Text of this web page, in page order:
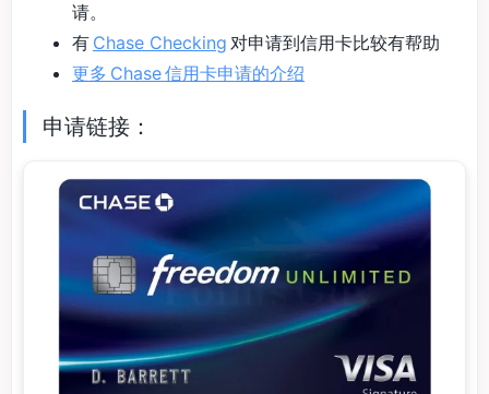
请。
有 Chase Checking 对申请到信用卡比较有帮助
更多 Chase 信用卡申请的介绍
申请链接：